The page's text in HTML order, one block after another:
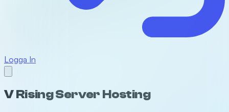
Logga In
V Rising Server Hosting